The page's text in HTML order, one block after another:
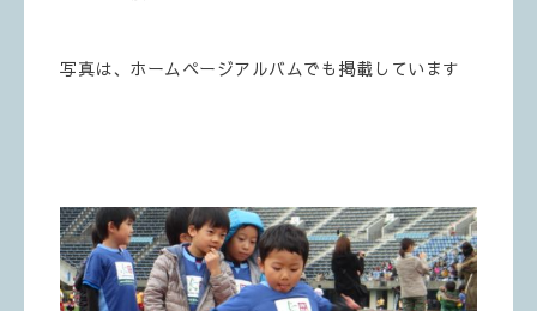
写真は、ホームページアルバムでも掲載しています